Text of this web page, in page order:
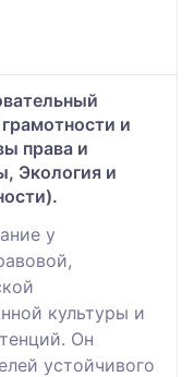
и
права и
Экология и
у
культуры и
Он
устойчивого